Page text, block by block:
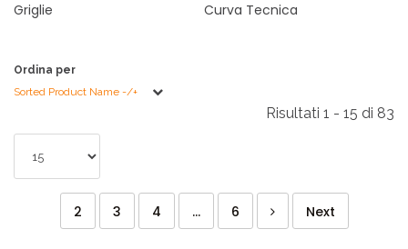
Griglie Curva Tecnica
Ordina per
Sorted Product Name -/+
Risultati 1 - 15 di 83
2 3 4 ... 6 Next